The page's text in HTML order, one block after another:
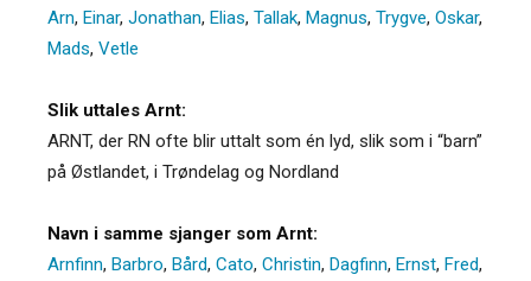
Arn, Einar, Jonathan, Elias, Tallak, Magnus, Trygve, Oskar,
Mads, Vetle
Slik uttales Arnt:
ARNT, der RN ofte blir uttalt som én lyd, slik som i “barn”
på Østlandet, i Trøndelag og Nordland
Navn i samme sjanger som Arnt:
Arnfinn, Barbro, Bård, Cato, Christin, Dagfinn, Ernst, Fred,